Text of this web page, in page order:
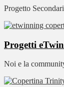
Progetto
Progetti
Noi e la